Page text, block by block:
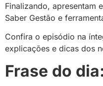
Finalizando, apresentam
Saber Gestão e
Confira o episódio na
explicações e dicas dos
Frase do dia: